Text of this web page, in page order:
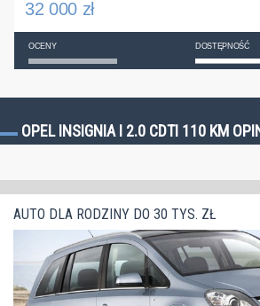
32 000 zł
OCENY DOSTĘPNOŚĆ
OPEL INSIGNIA I 2.0 CDTI 110 KM
AUTO DLA RODZINY DO 30 TYS. ZŁ